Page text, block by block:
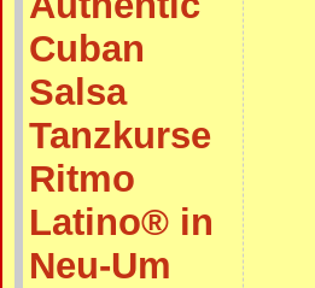
Cuban
Salsa
Tanzkurse
Ritmo
Latino® in
Neu-Um